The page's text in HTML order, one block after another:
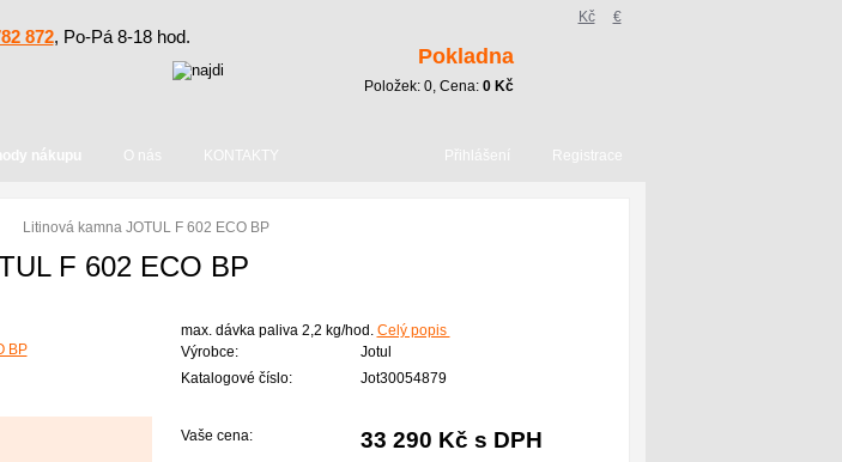
Pokladna
Položek: 0, Cena: 0Kč
nákupu O nás KONTAKTY Přihlášení Registrace
872, Po-Pá 8-18 hod.
Kč €
Litinová kamna JOTUL F 602 ECO BP
F 602 ECO BP
max. dávka paliva 2,2 kg/hod. Celý popis
Výrobce:
Jotul
Katalogové číslo:
Jot30054879
Vaše cena: 33 290 Kč s DPH